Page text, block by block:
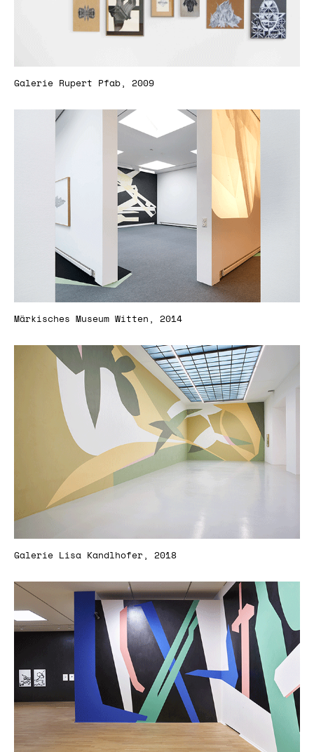
Galerie Rupert Pfab, 2009
Märkisches Museum Witten, 2014
Galerie Lisa Kandlhofer, 2018